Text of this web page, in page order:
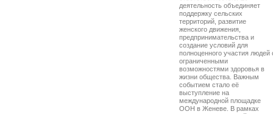
деятельность объединяет
поддержку сельских
территорий, развитие
женского движения,
предпринимательства и
создание условий для
полноценного участия людей
ограниченными
возможностями здоровья в
жизни общества. Важным
событием стало её
выступление на
международной площадке
ООН в Женеве. В рамках